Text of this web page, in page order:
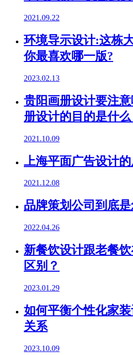
2021.09.22
环境导示设计:这栋
你最喜欢哪一版?
2023.02.13
贵阳画册设计要注
册设计的目的是什么
2021.10.09
上海平面广告设计
2021.12.08
品牌策划公司到底
2022.04.26
新餐饮设计跟老餐
区别？
2023.01.29
如何平衡个性化家
关系
2023.10.09